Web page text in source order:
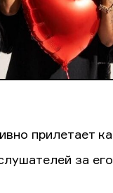
прилетает
за